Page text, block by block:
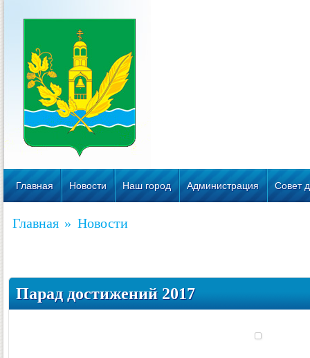
Главная Новости Наш город Администрация Совет
Главная » Новости
Парад достижений 2017